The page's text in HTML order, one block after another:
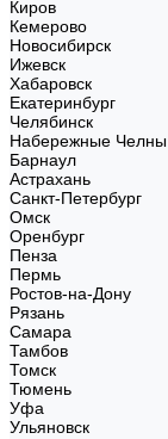
Киров
Кемерово
Новосибирск
Ижевск
Хабаровск
Екатеринбург
Челябинск
Набережные Челны
Барнаул
Астрахань
Санкт-Петербург
Омск
Оренбург
Пенза
Пермь
Ростов-на-Дону
Рязань
Самара
Тамбов
Томск
Тюмень
Уфа
Ульяновск